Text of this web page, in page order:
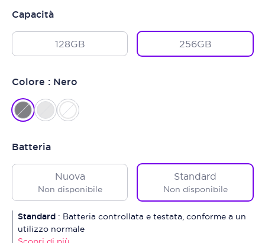
Capacità
128GB 256GB
Colore : Nero
Batteria
Nuova
Non disponibile
Standard
Non disponibile
Standard : Batteria controllata e testata, conforme a un
utilizzo normale